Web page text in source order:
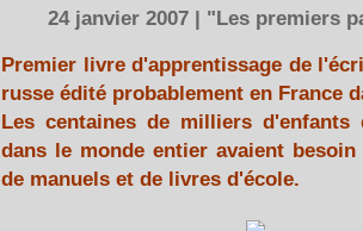
24 janvier 2007 | "Les premiers
Premier livre d'apprentissage de
russe édité probablement en France
Les centaines de milliers
dans le monde entier avaient
de manuels et de livres d'école.